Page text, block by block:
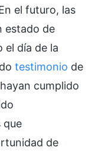
el futuro, las
estado de
el día de la
testimonio de
cumplido
que
de